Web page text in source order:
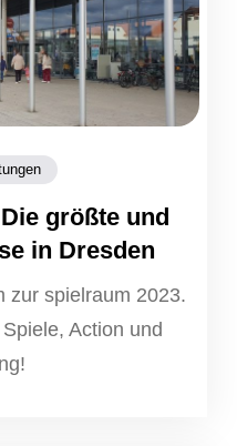
größte und
in Dresden
zur spielraum 2023.
Action und